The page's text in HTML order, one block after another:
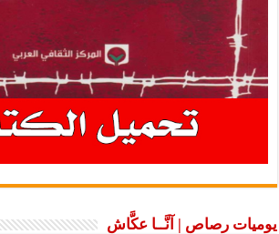
يوميات رصاص | آنَّــا عكَّاش